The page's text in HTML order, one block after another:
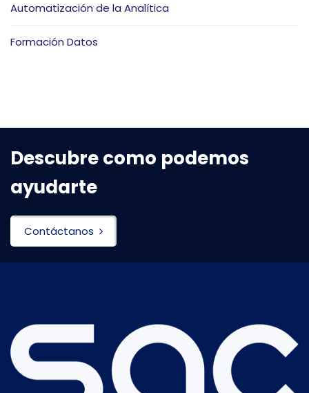
Automatización de la Analítica
Formación Datos
Descubre como podemos
ayudarte
Contáctanos